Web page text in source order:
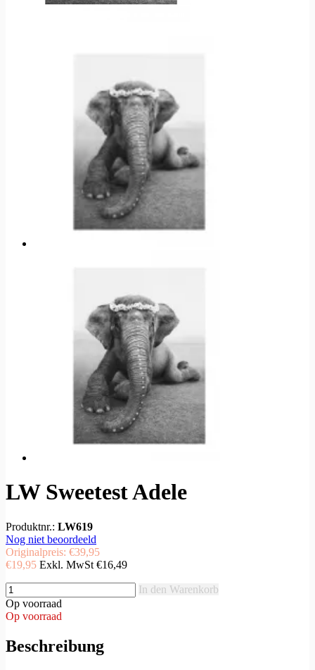
LW Sweetest Adele
Produktnr.: LW619
Nog niet beoordeeld
Originalpreis: €39,95
€19,95 Exkl. MwSt €16,49
In den Warenkorb
Op voorraad
Op voorraad
Beschreibung